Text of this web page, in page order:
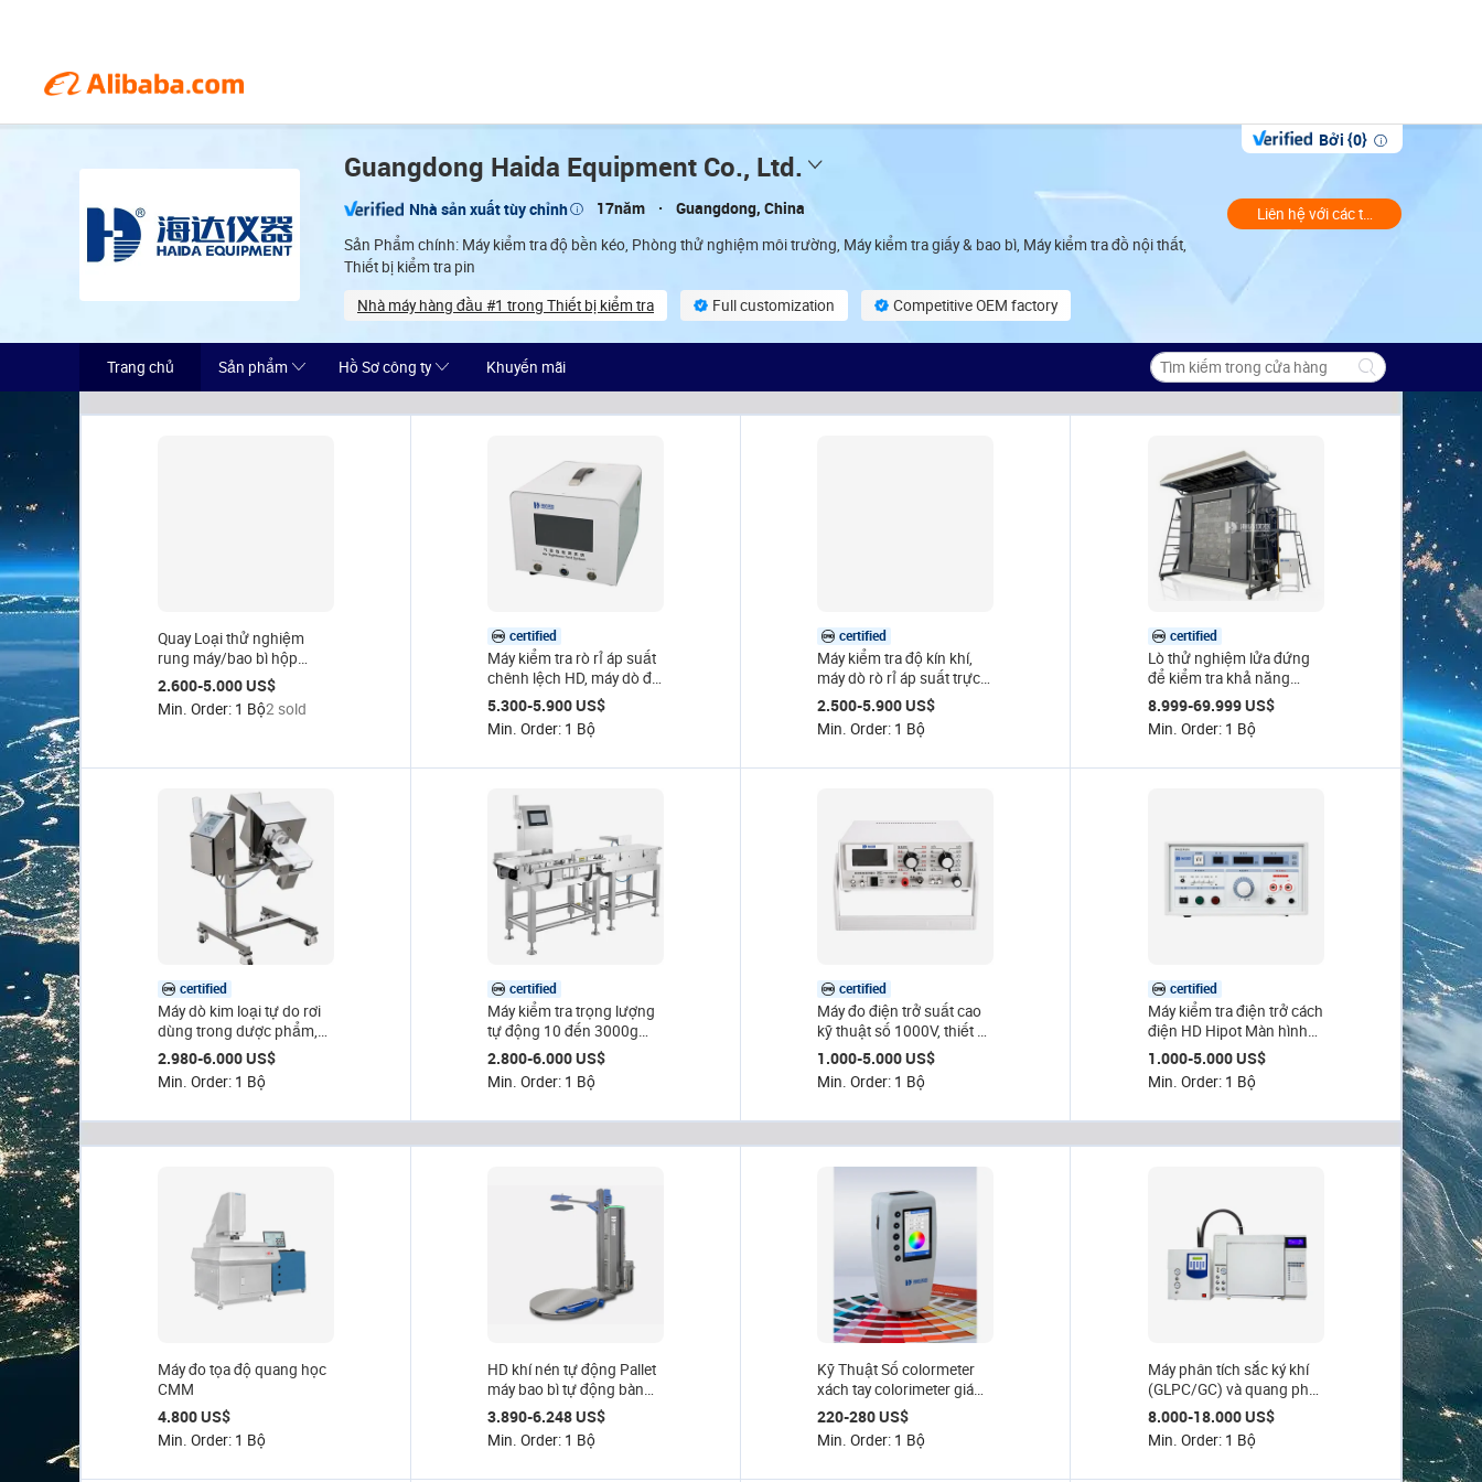
Bởi {0}
Guangdong Haida Equipment Co., Ltd.
Nhà sản xuất tùy chỉnh 17năm Guangdong, China
Sản Phẩm chính: Máy kiểm tra độ bền kéo, Phòng thử nghiệm môi trường, Máy kiểm tra giấy & bao bì, Máy kiểm tra đồ nội thất,
Thiết bị kiểm tra pin
Nhà máy hàng đầu #1 trong Thiết bị kiểm tra Full customization
Competitive OEM factory
Years in industry(19)
Annual export US $3,426,845
Liên hệ với các thương gia
Trang chủ Sản phẩm Hồ Sơ công ty Khuyến mãi
Quay Loại thử nghiệm
rung máy/bao bì hộp
carton mô phỏng Giao
thông vận tải rung thử
nghiệm Bảng Mô phỏng
2.600-5.000 US$
Min. Order: 1 Bộ2 sold
certified
Máy kiểm tra rò rỉ áp suất
chênh lệch HD, máy dò độ
kín khí hai kênh, độ chính
xác cao 0.05% F.S, máy
thử độ kín khí
5.300-5.900 US$
Min. Order: 1 Bộ
certified
Máy kiểm tra độ kín khí,
máy dò rò rỉ áp suất trực
tiếp, áp suất dương âm,
độ chính xác 0,1% F.S,
máy thử độ kín khí
2.500-5.900 US$
Min. Order: 1 Bộ
certified
Lò thử nghiệm lửa đứng
để kiểm tra khả năng
chống cháy của các thành
phần xây dựng, cửa, cửa
sổ & kính (GB/T 9978.1) -
8.999-69.999 US$
Min. Order: 1 Bộ
certified
Máy dò kim loại tự do rơi
dùng trong dược phẩm,
độ nhạy Fe 0.3mm, IP66,
bằng thép không gỉ, dùng
cho đường ống, phát hiện
2.980-6.000 US$
Min. Order: 1 Bộ
certified
Máy kiểm tra trọng lượng
tự động 10 đến 3000g
Máy cân động lực bằng
thép không gỉ 50 cài đặt
trước Hệ thống loại bỏ
và dược phẩm
2.800-6.000 US$
Min. Order: 1 Bộ
certified
Máy đo điện trở suất cao
kỹ thuật số 1000V, thiết bị
kiểm tra điện trở cách
điện cho bề mặt cáp, điện
trở suất khối lượng IEC UL
1.000-5.000 US$
Min. Order: 1 Bộ
certified
Máy kiểm tra điện trở cách
điện HD Hipot Màn hình
LCD Hiển thị dòng điện rò
rỉ 200mA Bộ hẹn giờ cho
thiết bị dây cáp IEC UL
1.000-5.000 US$
Min. Order: 1 Bộ
Máy đo tọa độ quang học
CMM
4.800 US$
Min. Order: 1 Bộ
HD khí nén tự động Pallet
máy bao bì tự động bàn
xoay Stretch Wrap phim
3.890-6.248 US$
Min. Order: 1 Bộ
Kỹ Thuật Số colormeter
xách tay colorimeter giá
sơn màu Meter cầm tay
220-280 US$
Min. Order: 1 Bộ
Máy phân tích sắc ký khí
(GLPC/GC) và quang phổ
khối lượng (MS) HPLC
8.000-18.000 US$
Min. Order: 1 Bộ